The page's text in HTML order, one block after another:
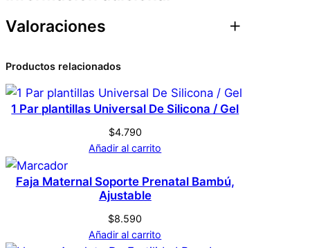
Atributos
Dimensiones
Marca Genérica
Color
L
Valoraciones
0 valoraciones en 20
Un. Pares De Protector
De Talón Zapato /
No hay valoraciones aún. Solo los usuarios
registrados que hayan comprado este
producto pueden hacer una valoración.
Acceder
Productos relacionados
1 Par plantillas Universal De Silicona / Gel
$4.790
Añadir al carrito
Faja Maternal Soporte Prenatal Bambú,
Ajustable
$8.590
Añadir al carrito